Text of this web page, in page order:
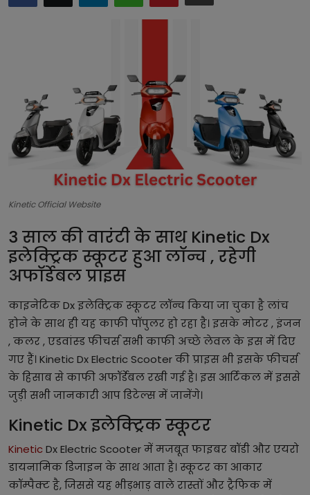
Kinetic Official Website
3 साल की वारंटी के साथ Kinetic Dx
इलेक्ट्रिक स्कूटर हुआ लॉन्च , रहेगी
अफॉर्डेबल प्राइस
काइनेटिक Dx इलेक्ट्रिक स्कूटर लॉन्च किया जा चुका है लांच
होने के साथ ही यह काफी पॉपुलर हो रहा है। इसके मोटर , इंजन
, कलर , एडवांस्ड फीचर्स सभी काफी अच्छे लेवल के इस में दिए
गए हैं। Kinetic Dx Electric Scooter की प्राइस भी इसके फीचर्स
के हिसाब से काफी अफॉर्डेबल रखी गई है। इस आर्टिकल में इससे
जुड़ी सभी जानकारी आप डिटेल्स में जानेंगे।
Kinetic Dx इलेक्ट्रिक स्कूटर
KineticDx Electric Scooter में मजबूत फाइबर बॉडी और एयरो
डायनामिक डिजाइन के साथ आता है। स्कूटर का आकार
कॉम्पैक्ट है, जिससे यह भीड़भाड़ वाले रास्तों और ट्रैफिक में